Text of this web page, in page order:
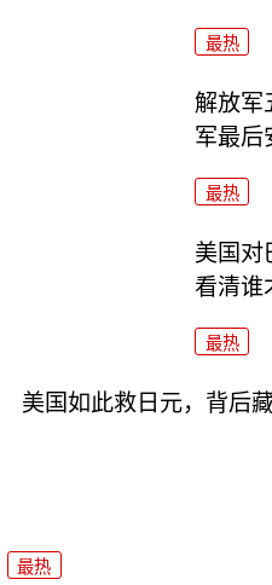
最热
解放军
军最后
最热
美国对
看清谁
最热
美国如此救日元，背后
最热